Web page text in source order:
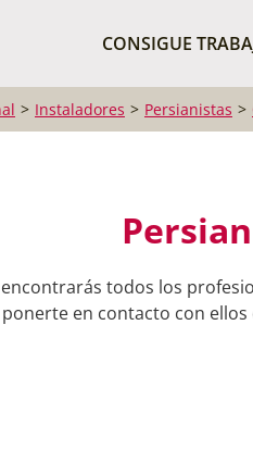
CONSIGUE
Instaladores Persianistas
todos los
ponerte en contacto con